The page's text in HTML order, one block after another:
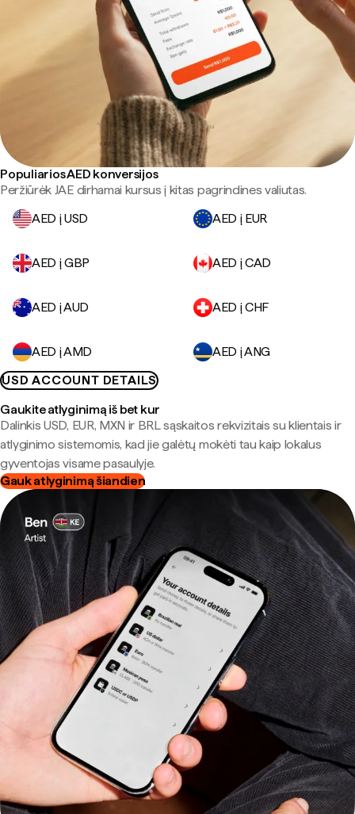
Populiarios AED konversijos
Peržiūrėk JAE dirhamai kursus į kitas pagrindines valiutas.
AED į USD
AED į EUR
AED į GBP AED į CAD
AED į AUD AED į CHF
AED į AMD
AED į ANG
USD ACCOUNT DETAILS
Gaukite atlyginimą iš bet kur
Dalinkis USD, EUR, MXN ir BRL sąskaitos rekvizitais su klientais ir
atlyginimo sistemomis, kad jie galėtų mokėti tau kaip lokalus
gyventojas visame pasaulyje.
Gauk atlyginimą šiandien